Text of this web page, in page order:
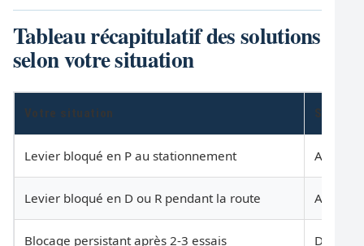
Tableau récapitulatif des solutions
selon votre situation
Votre situation
Levier bloqué en P au stationnement
Levier bloqué en D ou R pendant la route Arrêtez-
Blocage persistant après 2-3 essais